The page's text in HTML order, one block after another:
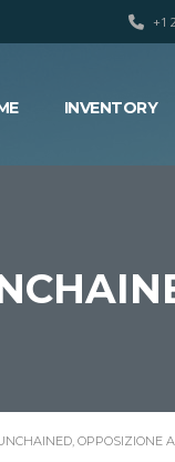
+1
INVENTORY
OPPOSIZIONE